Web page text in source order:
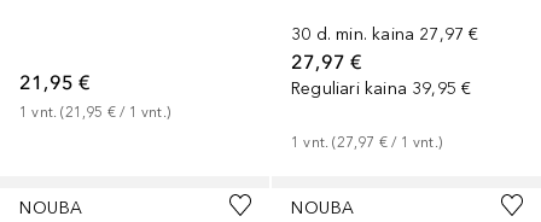
21,95 €
1 vnt. (21,95 € / 1 vnt. )
30 d. min. kaina 27,97 €
27,97 €
Reguliari kaina 39,95 €
1 vnt. (27,97 € / 1 vnt. )
NOUBA
NOUBA